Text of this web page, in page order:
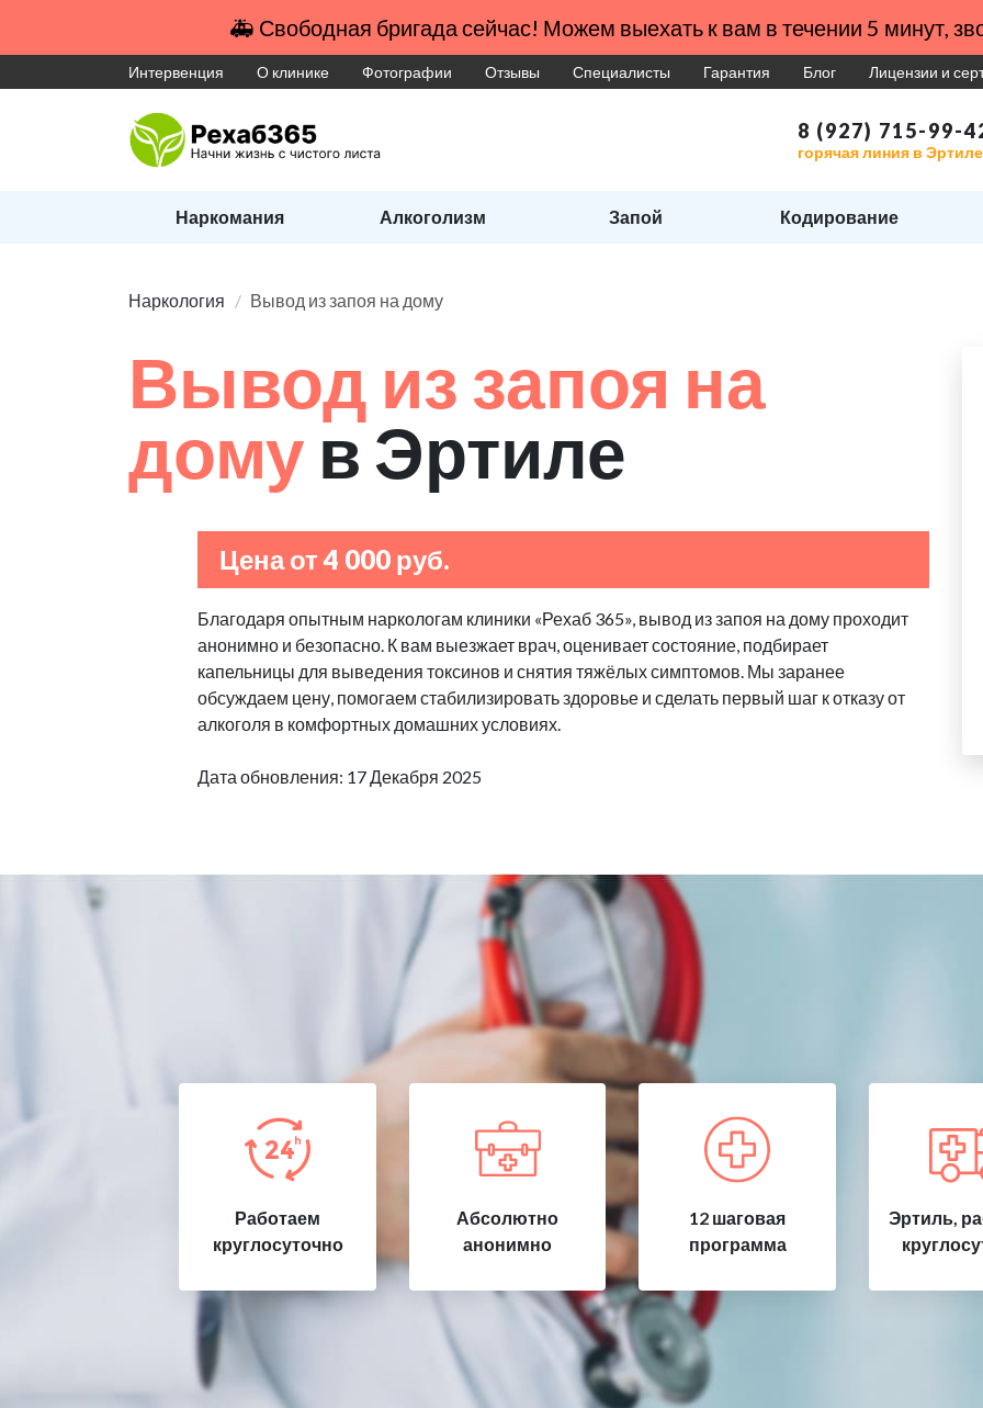
🚑 Свободная бригада сейчас! Можем выехать к вам в течении 5 минут,
Интервенция О клинике Фотографии Отзывы Специалисты Гарантия Блог Лицензии и
8 (927) 715-99-
горячая линия в Эртиле
Наркомания Алкоголизм Запой Кодирование
Наркология Вывод из запоя на дому
Вывод из запоя на
дому в Эртиле
Цена от 4 000 руб.
Благодаря опытным наркологам клиники «Рехаб 365», вывод из запоя на дому проходит
анонимно и безопасно. К вам выезжает врач, оценивает состояние, подбирает
капельницы для выведения токсинов и снятия тяжёлых симптомов. Мы заранее
обсуждаем цену, помогаем стабилизировать здоровье и сделать первый шаг к отказу от
алкоголя в комфортных домашних условиях.
Дата обновления: 17 Декабря 2025
Работаем
круглосуточно
Абсолютно
анонимно
12 шаговая
программа
Эртиль,